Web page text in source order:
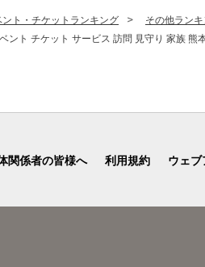
ント・チケットランキング
その他ラン
ント チケット サービス 訪問 見守り 家族 熊
関係者の皆様へ 利用規約 ウェブ